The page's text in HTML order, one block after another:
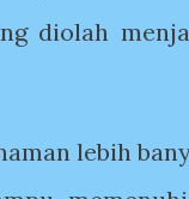
diolah
lebih